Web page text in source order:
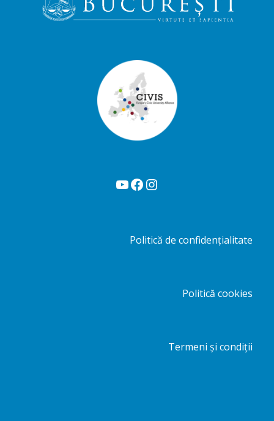
YouTube Facebook Instagram
Politică de confidențialitate
Politică cookies
Termeni și condiții